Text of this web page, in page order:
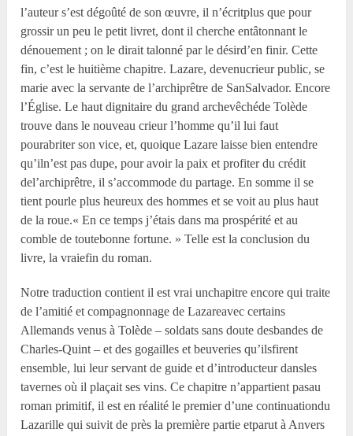
l’auteur s’est dégoûté de son œuvre, il n’écritplus que pour
grossir un peu le petit livret, dont il cherche entâtonnant le
dénouement ; on le dirait talonné par le désird’en finir. Cette
fin, c’est le huitième chapitre. Lazare, devenucrieur public, se
marie avec la servante de l’archiprêtre de SanSalvador. Encore
l’Église. Le haut dignitaire du grand archevêchéde Tolède
trouve dans le nouveau crieur l’homme qu’il lui faut
pourabriter son vice, et, quoique Lazare laisse bien entendre
qu’iln’est pas dupe, pour avoir la paix et profiter du crédit
del’archiprêtre, il s’accommode du partage. En somme il se
tient pourle plus heureux des hommes et se voit au plus haut
de la roue.« En ce temps j’étais dans ma prospérité et au
comble de toutebonne fortune. » Telle est la conclusion du
livre, la vraiefin du roman.
Notre traduction contient il est vrai unchapitre encore qui traite
de l’amitié et compagnonnage de Lazareavec certains
Allemands venus à Tolède – soldats sans doute desbandes de
Charles-Quint – et des gogailles et beuveries qu’ilsfirent
ensemble, lui leur servant de guide et d’introducteur dansles
tavernes où il plaçait ses vins. Ce chapitre n’appartient pasau
roman primitif, il est en réalité le premier d’une continuationdu
Lazarille qui suivit de près la première partie etparut à Anvers